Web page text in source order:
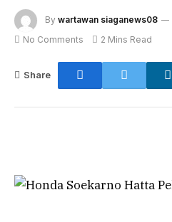
By wartawan siaganews08
No Comments 2 Mins Read
Share